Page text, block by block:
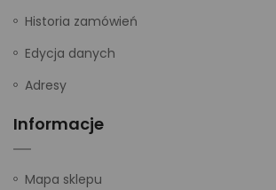
Historia zamówień
Edycja danych
Adresy
Informacje
Mapa sklepu